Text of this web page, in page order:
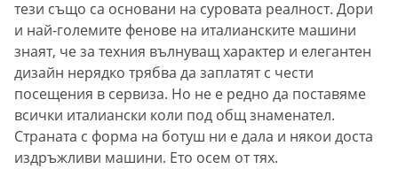
тези също са основани на суровата реалност. Дори
и най-големите фенове на италианските машини
знаят, че за техния вълнуващ характер и елегантен
дизайн нерядко трябва да заплатят с чести
посещения в сервиза. Но не е редно да поставяме
всички италиански коли под общ знаменател.
Страната с форма на ботуш ни е дала и някои доста
издръжливи машини. Ето осем от тях.